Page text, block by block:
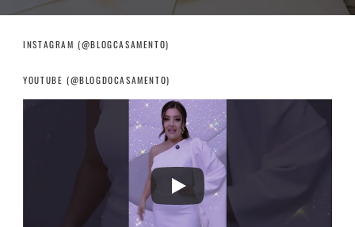
INSTAGRAM (@BLOGCASAMENTO)
YOUTUBE (@BLOGDOCASAMENTO)